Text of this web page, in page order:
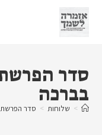
content
סדר
בברכה
> שלוחות > סדר הפרשת